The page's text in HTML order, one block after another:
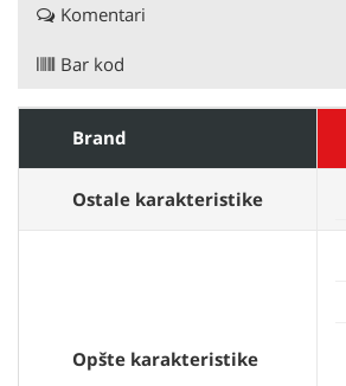
Komentari
Bar kod
Brand
Ostale karakteristike
Opšte karakteristike